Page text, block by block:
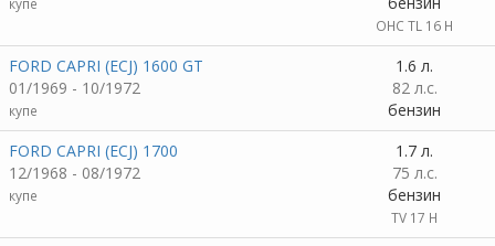
OHC TL 16 H
FORD CAPRI (ECJ) 1600 GT
01/1969 - 10/1972
купе
1.6 л.
82 л.с.
бензин
FORD CAPRI (ECJ) 1700
12/1968 - 08/1972
купе
1.7 л.
75 л.с.
бензин
TV 17 H